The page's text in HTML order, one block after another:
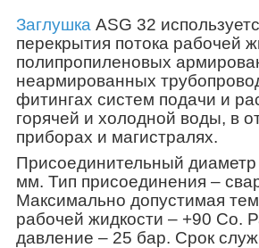
Заглушка ASG 32
перекрытия потока рабочей
полипропиленовых
неармированных
фитингах систем подачи и
горячей и холодной воды, в
приборах и магистралях.
Присоединительный диаметр
мм. Тип присоединения –
Максимально допустимая
рабочей жидкости – +90 Со.
давление – 25 бар. Срок